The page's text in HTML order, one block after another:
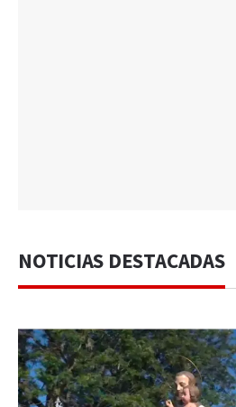
NOTICIAS DESTACADAS